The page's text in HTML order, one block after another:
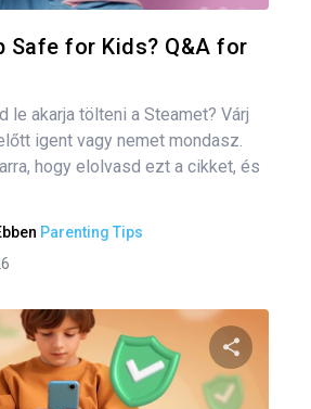
Safe for Kids? Q&A for
le akarja tölteni a Steamet? Várj
igent vagy nemet mondasz.
hogy elolvasd ezt a cikket, és
Parenting Tips
Oszd